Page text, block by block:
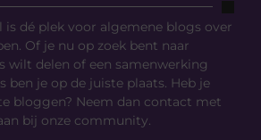
is dé plek voor algemene blogs over
Of je nu op zoek bent naar
wilt delen of een samenwerking
ben je op de juiste plaats. Heb je
bloggen? Neem dan contact met
bij onze community.